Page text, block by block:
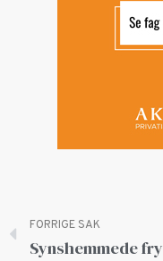
FORRIGE SAK